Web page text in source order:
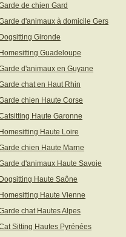
de chien Gard
d'animaux à domicile Gers
Dogsitting Gironde
Homesitting Guadeloupe
d'animaux en Guyane
chat en Haut Rhin
chien Haute Corse
Haute Garonne
Homesitting Haute Loire
chien Haute Marne
d'animaux Haute Savoie
Dogsitting Haute Saône
Homesitting Haute Vienne
chat Hautes Alpes
Sitting Hautes Pyrénées